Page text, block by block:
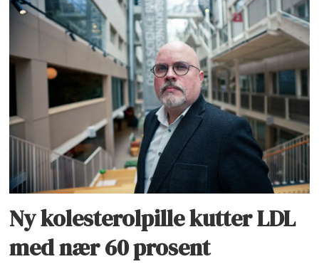
Ny kolesterolpille kutter LDL
med nær 60 prosent